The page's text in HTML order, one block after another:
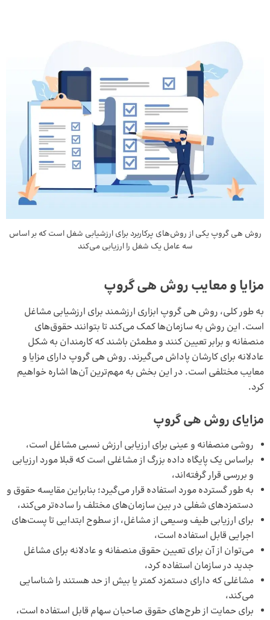
روش هی گروپ یکی از روش‌های پرکاربرد برای ارزشیابی شغل است که بر اساس
سه عامل یک شغل را ارزیابی می‌کند
مزایا و معایب روش هی گروپ
به طور کلی، روش هی گروپ ابزاری ارزشمند برای ارزشیابی مشاغل
است. این روش به سازمان‌ها کمک می‌کند تا بتوانند حقوق‌های
منصفانه و برابر تعیین کنند و مطمئن باشند که کارمندان به شکل
عادلانه برای کارشان پاداش می‌گیرند. روش هی گروپ دارای مزایا و
معایب مختلفی است. در این بخش به مهم‌ترین آن‌ها اشاره خواهیم
کرد.
مزایای روش هی گروپ
روشی منصفانه و عینی برای ارزیابی ارزش نسبی مشاغل است،
براساس یک پایگاه داده بزرگ از مشاغلی است که قبلا مورد ارزیابی
و بررسی قرار گرفته‌اند،
به طور گسترده مورد استفاده قرار می‌گیرد؛ بنابراین مقایسه حقوق و
دستمزدهای شغلی در بین سازمان‌های مختلف را ساده‌تر می‌کند،
برای ارزیابی طیف وسیعی از مشاغل، از سطوح ابتدایی تا پست‌های
اجرایی قابل استفاده است،
می‌توان از آن برای تعیین حقوق منصفانه و عادلانه برای مشاغل
جدید در سازمان استفاده کرد،
مشاغلی که دارای دستمزد کمتر یا بیش از حد هستند را شناسایی
می‌کند،
برای حمایت از طرح‌های حقوق صاحبان سهام قابل استفاده است،